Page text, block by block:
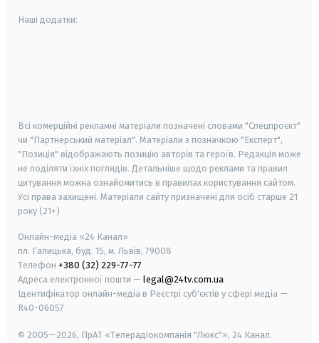
Наші додатки:
Всі комерційні рекламні матеріали позначені словами "Спецпроєкт"
чи "Партнерський матеріал". Матеріали з позначкою "Експерт",
"Позиція" відображають позицію авторів та героїв. Редакція може
не поділяти їхніх поглядів. Детальніше щодо реклами та правил
цитування можна ознайомитись в правилах користування сайтом.
Усі права захищені. Матеріали сайту призначені для осіб старше 21
року (21+)
Онлайн-медіа «24 Канал»
пл. Галицька, буд. 15, м. Львів, 79008
Телефон +380 (32) 229-77-77
Адреса електронної пошти — legal@24tv.com.ua
Ідентифікатор онлайн-медіа в Реєстрі суб'єктів у сфері медіа —
R40-06057
© 2005—2026, ПрАТ «Телерадіокомпанія "Люкс"», 24 Канал.